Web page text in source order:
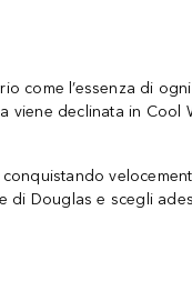
l’essenza di
viene declinata in
di Douglas e scegli